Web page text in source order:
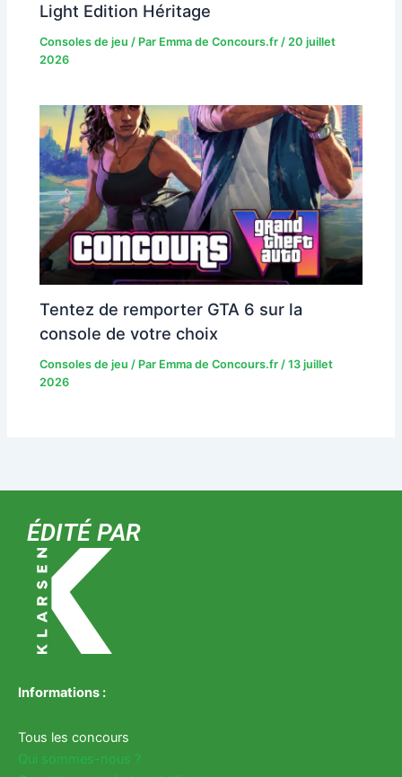
Light Edition Héritage
Consoles de jeu / Par Emma de Concours.fr/20 juillet
2026
Tentez de remporter GTA 6 sur la
console de votre choix
Consoles de jeu / Par Emma de Concours.fr/13 juillet
2026
ÉDITÉ PAR
Informations :
Tous les concours
Qui sommes-nous ?